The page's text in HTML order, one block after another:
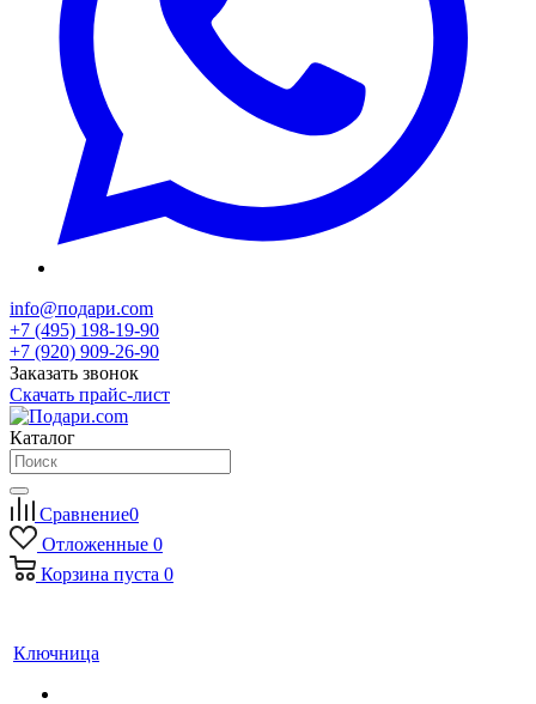
info@подари.com
+7 (495) 198-19-90
+7 (920) 909-26-90
Заказать звонок
Скачать прайс-лист
Каталог
Сравнение0
Отложенные 0
Корзина пуста 0
Ключница